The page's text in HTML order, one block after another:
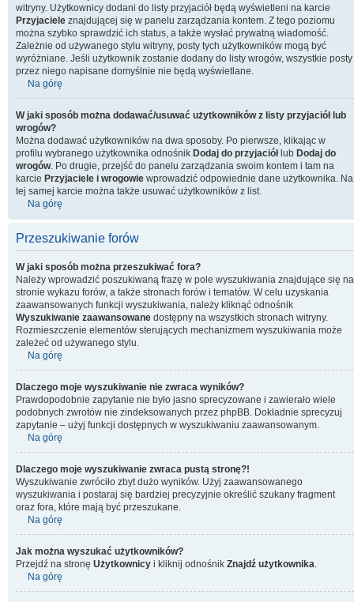
witryny. Użytkownicy dodani do listy przyjaciół będą wyświetleni na karcie
Przyjaciele znajdującej się w panelu zarządzania kontem. Z tego poziomu
można szybko sprawdzić ich status, a także wysłać prywatną wiadomość.
Zależnie od używanego stylu witryny, posty tych użytkowników mogą być
wyróżniane. Jeśli użytkownik zostanie dodany do listy wrogów, wszystkie posty
przez niego napisane domyślnie nie będą wyświetlane.
Na górę
W jaki sposób można dodawać/usuwać użytkowników z listy przyjaciół lub
wrogów?
Można dodawać użytkowników na dwa sposoby. Po pierwsze, klikając w
profilu wybranego użytkownika odnośnik Dodaj do przyjaciółlub Dodaj do
wrogów. Po drugie, przejść do panelu zarządzania swoim kontem i tam na
karcie Przyjaciele i wrogowie wprowadzić odpowiednie dane użytkownika. Na
tej samej karcie można także usuwać użytkowników z list.
Na górę
Przeszukiwanie forów
W jaki sposób można przeszukiwać fora?
Należy wprowadzić poszukiwaną frazę w pole wyszukiwania znajdujące się na
stronie wykazu forów, a także stronach forów i tematów. W celu uzyskania
zaawansowanych funkcji wyszukiwania, należy kliknąć odnośnik
Wyszukiwanie zaawansowane dostępny na wszystkich stronach witryny.
Rozmieszczenie elementów sterujących mechanizmem wyszukiwania może
zależeć od używanego stylu.
Na górę
Dlaczego moje wyszukiwanie nie zwraca wyników?
Prawdopodobnie zapytanie nie było jasno sprecyzowane i zawierało wiele
podobnych zwrotów nie zindeksowanych przez phpBB. Dokładnie sprecyzuj
zapytanie – użyj funkcji dostępnych w wyszukiwaniu zaawansowanym.
Na górę
Dlaczego moje wyszukiwanie zwraca pustą stronę?!
Wyszukiwanie zwróciło zbyt dużo wyników. Użyj zaawansowanego
wyszukiwania i postaraj się bardziej precyzyjnie określić szukany fragment
oraz fora, które mają być przeszukane.
Na górę
Jak można wyszukać użytkowników?
Przejdź na stronę Użytkownicy i kliknij odnośnik Znajdź użytkownika.
Na górę